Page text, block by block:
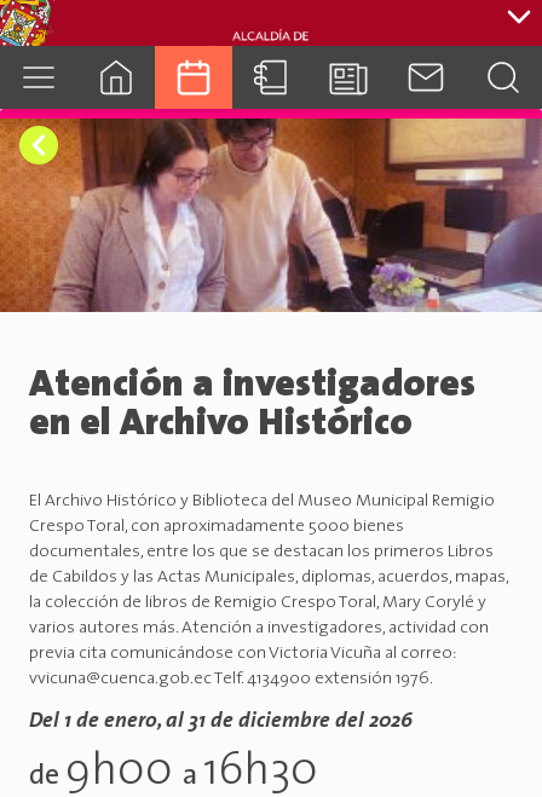
cuenca.gob.ec
Atención a investigadores
en el Archivo Histórico
El Archivo Histórico y Biblioteca del Museo Municipal Remigio
Crespo Toral, con aproximadamente 5000 bienes
documentales, entre los que se destacan los primeros Libros
de Cabildos y las Actas Municipales, diplomas, acuerdos, mapas,
la colección de libros de Remigio Crespo Toral, Mary Corylé y
varios autores más. Atención a investigadores, actividad con
previa cita comunicándose con Victoria Vicuña al correo:
vvicuna@cuenca.gob.ec Telf. 4134900 extensión 1976.
Del 1 de enero, al 31 de diciembre del 2026
de 9h00 a 16h30